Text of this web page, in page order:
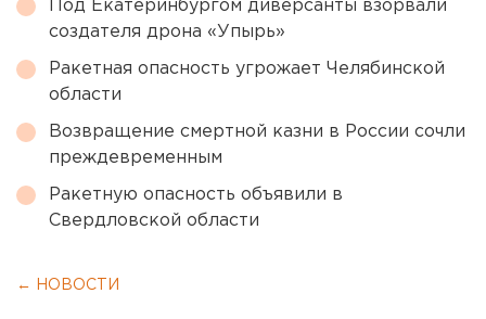
Под Екатеринбургом диверсанты взорвали
создателя дрона «Упырь»
Ракетная опасность угрожает Челябинской
области
Возвращение смертной казни в России сочли
преждевременным
Ракетную опасность объявили в
Свердловской области
← НОВОСТИ